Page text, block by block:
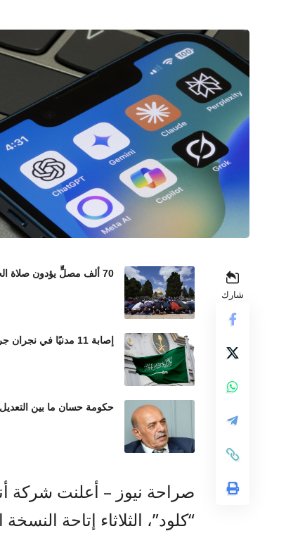
شارك
70 ألف مصلٍّ يؤدون صلاة الجمعة في المسجد الأقصى رغم إجراءات الاحتلال المشددة
إصابة 11 مدنيًا في نجران جراء اعتداءات حوثية بالمقذوفات العشوائية
حكومة حسان ما بين التعديل
صراحة نيوز – أعلنت شركة
“كلود”، الثلاثاء إتاحة